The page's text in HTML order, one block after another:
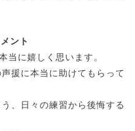
ント
当に嬉しく思います。
援に本当に助けてもらって
、日々の練習から後悔する